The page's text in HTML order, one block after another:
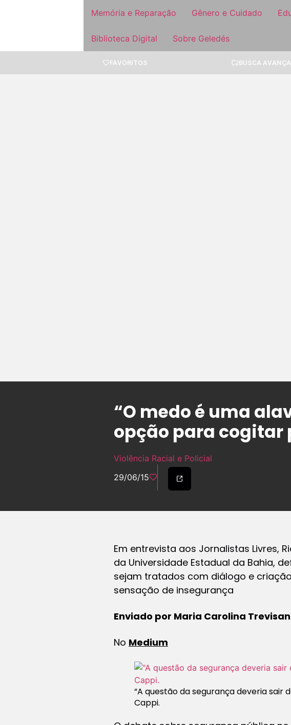
Memória e Reparação Gênero e Cuidado
Biblioteca Digital Sobre Geledés
FAVORITOS BUSCA
“O medo é uma
opção para
Violência Racial e Policial
29/06/15
Em entrevista aos Jornalistas Livres,
da Universidade Estadual da Bahia,
sejam tratados com diálogo e
sensação de insegurança
Enviado por Maria Carolina Trevisan
No Medium
“A questão da segurança deveria sair
Cappi.